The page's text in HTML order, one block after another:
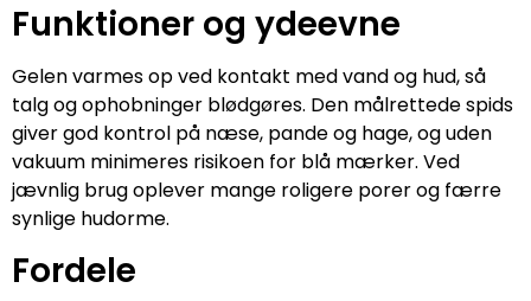
Funktioner og ydeevne
Gelen varmes op ved kontakt med vand og hud, så
talg og ophobninger blødgøres. Den målrettede spids
giver god kontrol på næse, pande og hage, og uden
vakuum minimeres risikoen for blå mærker. Ved
jævnlig brug oplever mange roligere porer og færre
synlige hudorme.
Fordele